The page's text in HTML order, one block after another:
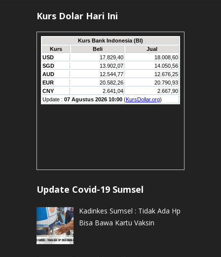
Kurs Dolar Hari Ini
Update Covid-19 Sumsel
Kadinkes Sumsel : Tidak Ada Hp
Bisa Bawa Kartu Vaksin